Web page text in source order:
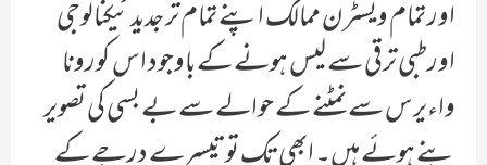
اور تمام ویسٹرن ممالک اپنے تمام تر جدید ٹیکنالوجی
اور طبی ترقی سے لیس ہونے کے باوجود اس کورونا
واءیرس سے نمٹنے کے حوالے سے بے بسی کی تصویر